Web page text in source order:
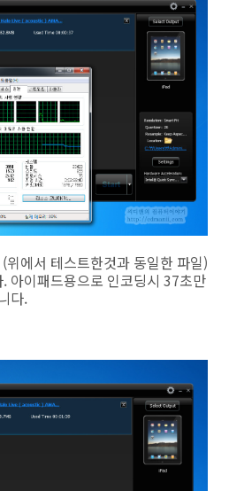
에서 테스트한것과 동일한 파일)
아이패드용으로 인코딩시 37초만
다.